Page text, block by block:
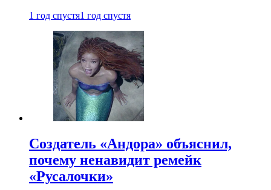
1 год спустя1 год спустя
Создатель «Андора» объяснил,
почему ненавидит ремейк
«Русалочки»